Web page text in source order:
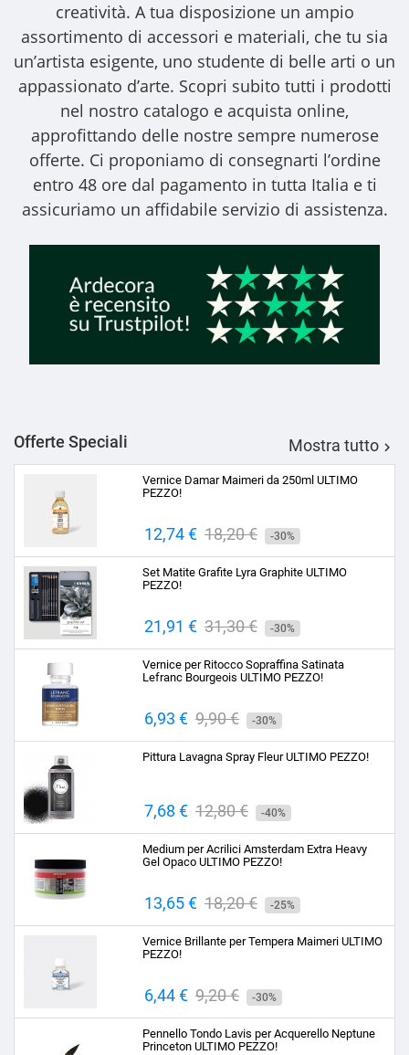
creatività. A tua disposizione un ampio
assortimento di accessori e materiali, che tu sia
un’artista esigente, uno studente di belle arti o un
appassionato d’arte. Scopri subito tutti i prodotti
nel nostro catalogo e acquista online,
approfittando delle nostre sempre numerose
offerte. Ci proponiamo di consegnarti l’ordine
entro 48 ore dal pagamento in tutta Italia e ti
assicuriamo un affidabile servizio di assistenza.
Offerte Speciali Mostra tutto 
Vernice Damar Maimeri da 250ml ULTIMO
PEZZO!
Prezzo
12,74 € Prezzo
base
18,20 € -30%
Set Matite Grafite Lyra Graphite ULTIMO
PEZZO!
Prezzo
21,91 € Prezzo
base
31,30 € -30%
Vernice per Ritocco Sopraffina Satinata
Lefranc Bourgeois ULTIMO PEZZO!
Prezzo
6,93 € Prezzo
base
9,90 € -30%
Pittura Lavagna Spray Fleur ULTIMO PEZZO!
Prezzo
7,68 € Prezzo
base
12,80 € -40%
Medium per Acrilici Amsterdam Extra Heavy
Gel Opaco ULTIMO PEZZO!
Prezzo
13,65 € Prezzo
base
18,20 € -25%
Vernice Brillante per Tempera Maimeri ULTIMO
PEZZO!
Prezzo
6,44 € Prezzo
base
9,20 € -30%
Pennello Tondo Lavis per Acquerello Neptune
Princeton ULTIMO PEZZO!